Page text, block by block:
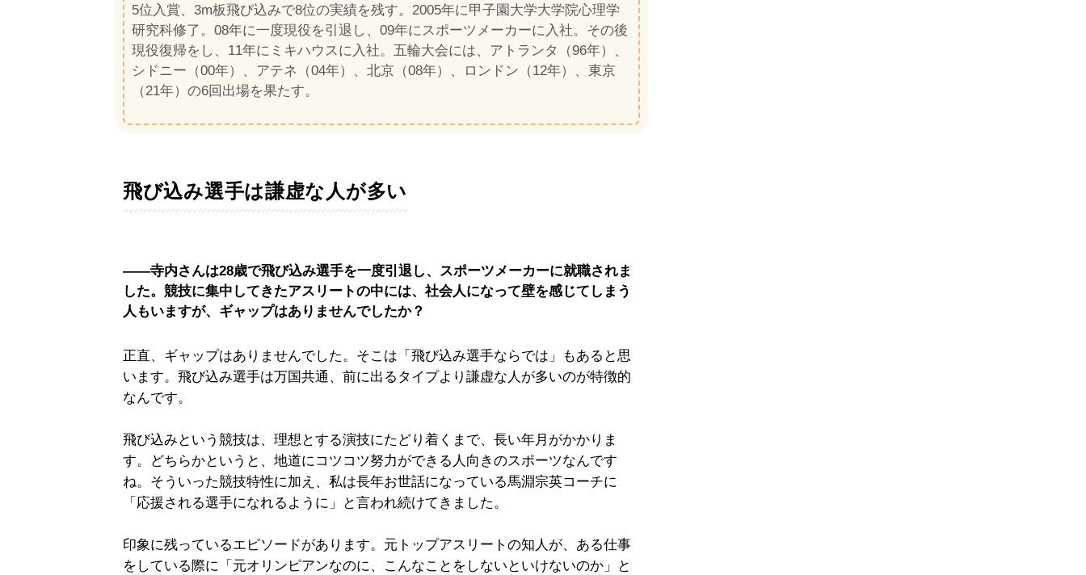
5位入賞、3m板飛び込みで8位の実績を残す。2005年に甲子園大学大学院心理学
研究科修了。08年に一度現役を引退し、09年にスポーツメーカーに入社。その後
現役復帰をし、11年にミキハウスに入社。五輪大会には、アトランタ（96年）、
シドニー（00年）、アテネ（04年）、北京（08年）、ロンドン（12年）、東京
（21年）の6回出場を果たす。
飛び込み選手は謙虚な人が多い
――寺内さんは28歳で飛び込み選手を一度引退し、スポーツメーカーに就職されま
した。競技に集中してきたアスリートの中には、社会人になって壁を感じてしまう
人もいますが、ギャップはありませんでしたか？
正直、ギャップはありませんでした。そこは「飛び込み選手ならでは」もあると思
います。飛び込み選手は万国共通、前に出るタイプより謙虚な人が多いのが特徴的
なんです。
飛び込みという競技は、理想とする演技にたどり着くまで、長い年月がかかりま
す。どちらかというと、地道にコツコツ努力ができる人向きのスポーツなんです
ね。そういった競技特性に加え、私は長年お世話になっている馬淵宗英コーチに
「応援される選手になれるように」と言われ続けてきました。
印象に残っているエピソードがあります。元トップアスリートの知人が、ある仕事
をしている際に「元オリンピアンなのに、こんなことをしないといけないのか」と